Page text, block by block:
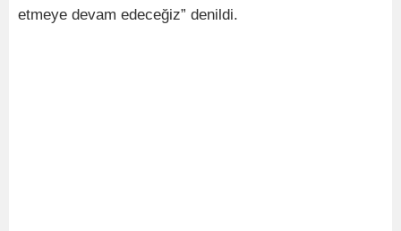
etmeye devam edeceğiz” denildi.